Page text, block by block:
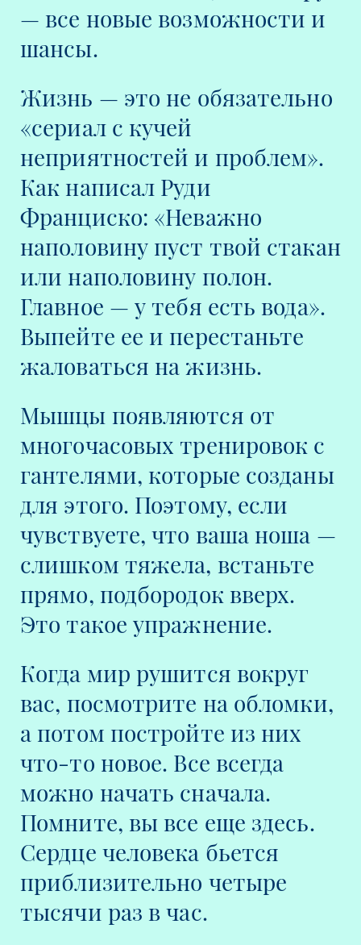
— все новые возможности и
шансы.
Жизнь — это не обязательно
«сериал с кучей
неприятностей и проблем».
Как написал Руди
Франциско: «Неважно
наполовину пуст твой стакан
или наполовину полон.
Главное — у тебя есть вода».
Выпейте ее и перестаньте
жаловаться на жизнь.
Мышцы появляются от
многочасовых тренировок с
гантелями, которые созданы
для этого. Поэтому, если
чувствуете, что ваша ноша —
слишком тяжела, встаньте
прямо, подбородок вверх.
Это такое упражнение.
Когда мир рушится вокруг
вас, посмотрите на обломки,
а потом постройте из них
что-то новое. Все всегда
можно начать сначала.
Помните, вы все еще здесь.
Сердце человека бьется
приблизительно четыре
тысячи раз в час.